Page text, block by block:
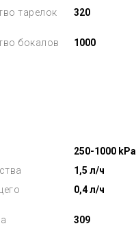
тарелок
320
бокалов
1000
250-1000 kPa
1,5 л/ч
0,4 л/ч
309